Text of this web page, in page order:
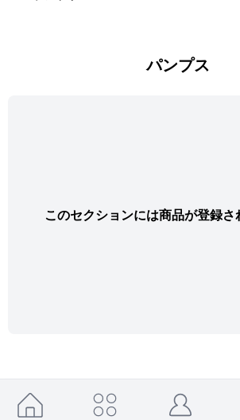
パンプス
このセクションには商品が登録